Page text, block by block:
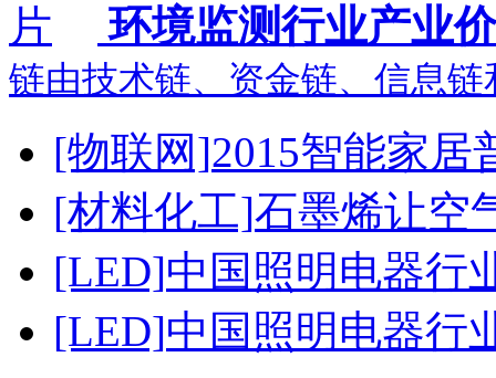
环境监测行业产业
链由技术链、资金链、信息
[物联网]2015智能家居
[材料化工]石墨烯让空
[LED]中国照明电器行
[LED]中国照明电器行